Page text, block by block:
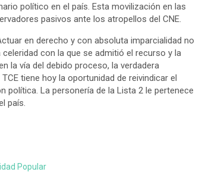
político en el país. Esta movilización en las
pasivos ante los atropellos del CNE.
en derecho y con absoluta imparcialidad no
con la que se admitió el recurso y la
la vía del debido proceso, la verdadera
tiene hoy la oportunidad de reivindicar el
política. La personería de la Lista 2 le pertenece
país.
Popular